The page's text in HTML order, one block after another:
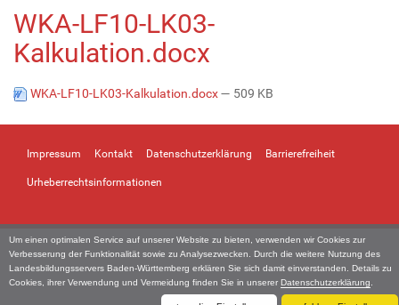
Um einen optimalen Service auf unserer Website zu bieten, verwenden wir Cookies zur
Verbesserung der Funktionalität sowie zu Analysezwecken. Durch die weitere Nutzung des
Landesbildungsservers Baden-Württemberg erklären Sie sich damit einverstanden. Details zu
Cookies, ihrer Verwendung und Vermeidung finden Sie in unserer Datenschutzerklärung
WKA-LF10-LK03-
Kalkulation.docx
WKA-LF10-LK03-Kalkulation.docx— 509 KB
Impressum Kontakt Datenschutzerklärung Barrierefreiheit
Urheberrechtsinformationen